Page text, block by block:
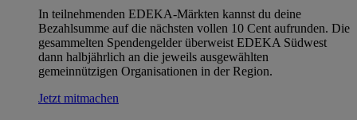
In teilnehmenden EDEKA-Märkten kannst du deine
Bezahlsumme auf die nächsten vollen 10 Cent aufrunden. Die
gesammelten Spendengelder überweist EDEKA Südwest
dann halbjährlich an die jeweils ausgewählten
gemeinnützigen Organisationen in der Region.
Jetzt mitmachen